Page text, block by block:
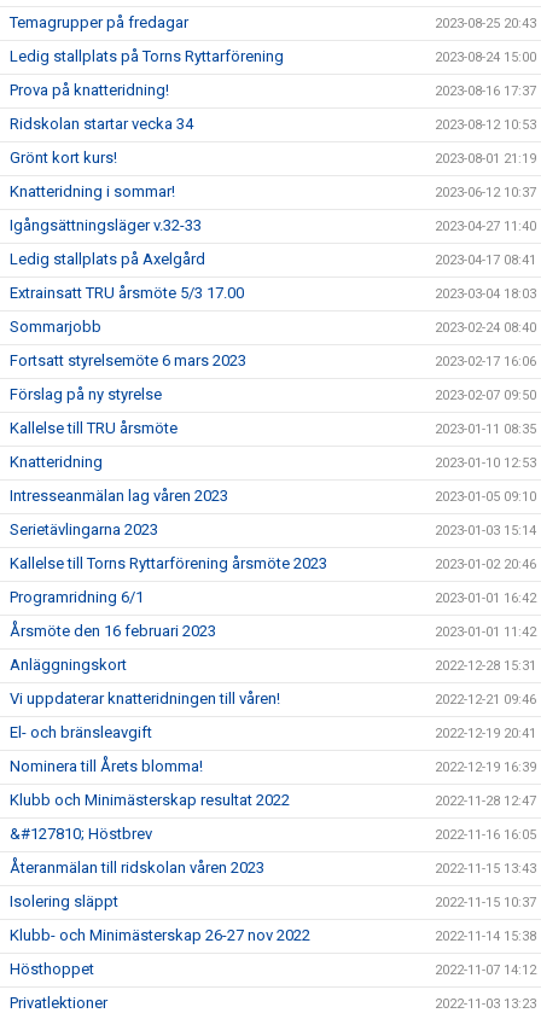
Temagrupper på fredagar 2023-08-25 20:43
Ledig stallplats på Torns Ryttarförening 2023-08-24 15:00
Prova på knatteridning! 2023-08-16 17:37
Ridskolan startar vecka 34 2023-08-12 10:53
Grönt kort kurs! 2023-08-01 21:19
Knatteridning i sommar! 2023-06-12 10:37
Igångsättningsläger v.32-33 2023-04-27 11:40
Ledig stallplats på Axelgård 2023-04-17 08:41
Extrainsatt TRU årsmöte 5/3 17.00 2023-03-04 18:03
Sommarjobb 2023-02-24 08:40
Fortsatt styrelsemöte 6 mars 2023 2023-02-17 16:06
Förslag på ny styrelse 2023-02-07 09:50
Kallelse till TRU årsmöte 2023-01-11 08:35
Knatteridning 2023-01-10 12:53
Intresseanmälan lag våren 2023 2023-01-05 09:10
Serietävlingarna 2023 2023-01-03 15:14
Kallelse till Torns Ryttarförening årsmöte 2023 2023-01-02 20:46
Programridning 6/1 2023-01-01 16:42
Årsmöte den 16 februari 2023 2023-01-01 11:42
Anläggningskort 2022-12-28 15:31
Vi uppdaterar knatteridningen till våren! 2022-12-21 09:46
El- och bränsleavgift 2022-12-19 20:41
Nominera till Årets blomma! 2022-12-19 16:39
Klubb och Minimästerskap resultat 2022 2022-11-28 12:47
&#127810; Höstbrev 2022-11-16 16:05
Återanmälan till ridskolan våren 2023 2022-11-15 13:43
Isolering släppt 2022-11-15 10:37
Klubb- och Minimästerskap 26-27 nov 2022 2022-11-14 15:38
Hösthoppet 2022-11-07 14:12
Privatlektioner 2022-11-03 13:23